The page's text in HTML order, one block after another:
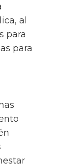
al
para
para